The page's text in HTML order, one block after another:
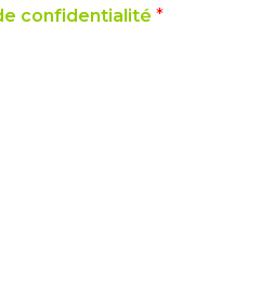
confidentialité*